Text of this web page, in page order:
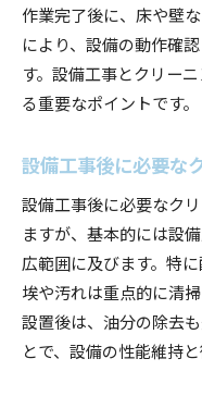
作業完了後に、床や壁
により、設備の動作確
す。設備工事とクリー
る重要なポイントです。
設備工事後に必要な
設備工事後に必要なク
ますが、基本的には設
広範囲に及びます。特
埃や汚れは重点的に清
設置後は、油分の除去
とで、設備の性能維持